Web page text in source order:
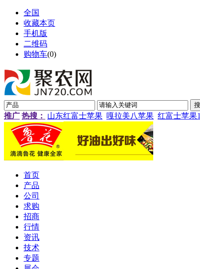
全国
收藏本页
手机版
二维码
购物车(0)
推广 热搜： 山东红富士苹果 嘎拉美八苹果 红富士苹果1
首页
产品
公司
求购
招商
行情
资讯
技术
专题